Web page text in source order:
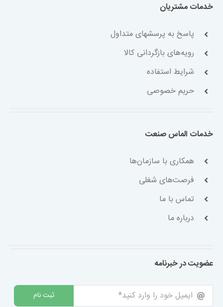
خدمات مشتریان
پاسخ به پرسشهای متداول
رویه‌های بازگردانی کالا
شرایط استفاده
حریم خصوصی
خدمات الماس صنعت
همکاری با سازمان‌ها
فرصت‌های شغلی
تماس با ما
درباره ما
عضویت در خبرنامه
ثبت نام